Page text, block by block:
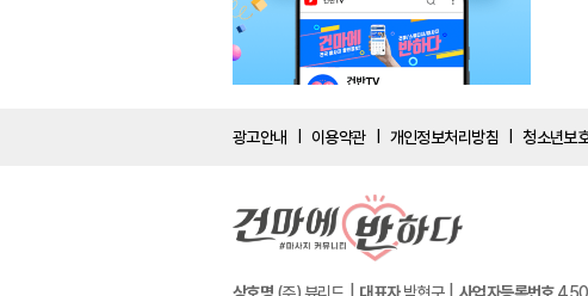
광고안내 이용약관 개인정보처리방침 청소년보